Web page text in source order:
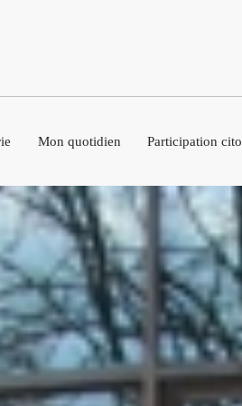
Mon quotidien Participation